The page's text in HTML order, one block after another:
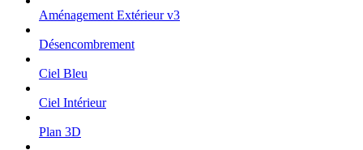
Aménagement Extérieur v3
Désencombrement
Ciel Bleu
Ciel Intérieur
Plan 3D